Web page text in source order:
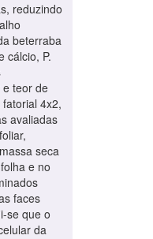
reduzindo
beterraba
cálcio, P.
teor de
4x2,
avaliadas
seca
e no
faces
se que o
da